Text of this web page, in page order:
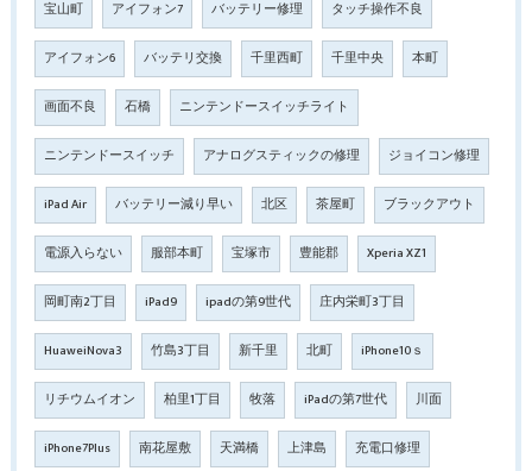
宝山町 アイフォン7 バッテリー修理 タッチ操作不良
アイフォン6 バッテリ交換 千里西町 千里中央 本町
画面不良 石橋 ニンテンドースイッチライト
ニンテンドースイッチ アナログスティックの修理 ジョイコン修理
iPad Air バッテリー減り早い 北区 茶屋町 ブラックアウト
電源入らない 服部本町 宝塚市 豊能郡 Xperia XZ1
岡町南2丁目 iPad9 ipadの第9世代 庄内栄町3丁目
HuaweiNova3 竹島3丁目 新千里 北町 iPhone10ｓ
リチウムイオン 柏里1丁目 牧落 iPadの第7世代 川面
iPhone7Plus 南花屋敷 天満橋 上津島 充電口修理